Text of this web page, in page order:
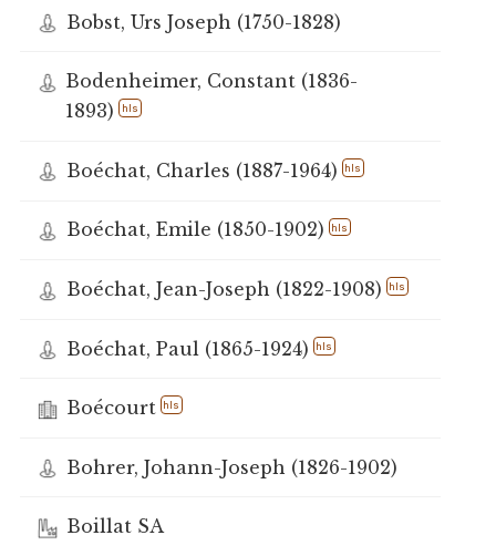
Bobst, Urs Joseph (1750-1828)
Bodenheimer, Constant (1836-
1893)
hls
Boéchat, Charles (1887-1964) hls
Boéchat, Emile (1850-1902) hls
Boéchat, Jean-Joseph (1822-1908) hls
Boéchat, Paul (1865-1924) hls
Boécourt hls
Bohrer, Johann-Joseph (1826-1902)
Boillat SA